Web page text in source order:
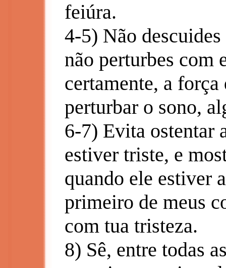
feiúra.
4-5) Não
não perturbes com
certamente, a
perturbar o sono,
6-7) Evita ostentar
estiver triste, e
quando ele estiver
primeiro de meus
com tua tristeza.
8) Sê, entre todas